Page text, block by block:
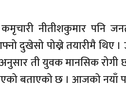
नीतीशकुमार पनि
दुखेसो पोख्ने तयारीमै थिए ।
अनुसार ती युवक मानसिक
बताएको छ । आजको नयाँ